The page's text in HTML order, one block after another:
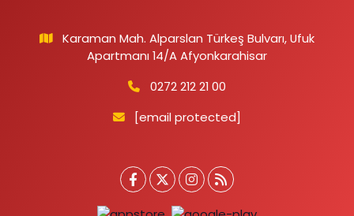
Karaman Mah. Alparslan Türkeş Bulvarı, Ufuk
Apartmanı 14/A Afyonkarahisar
0272 212 21 00
[email protected]